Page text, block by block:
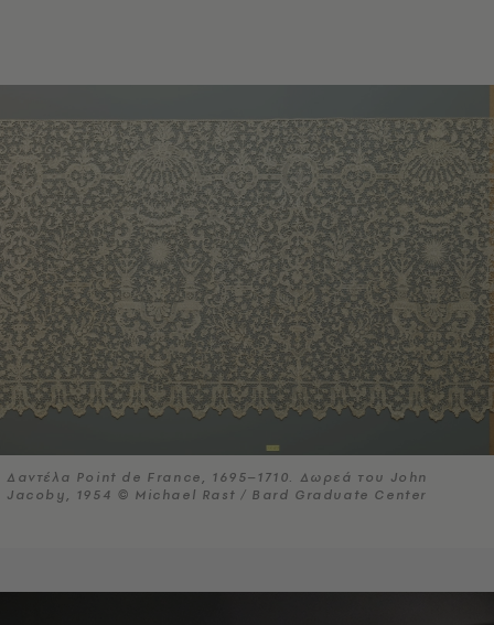
Δαντέλα Point de France, 1695–1710. Δωρεά του John
Jacoby, 1954 © Michael Rast / Bard Graduate Center